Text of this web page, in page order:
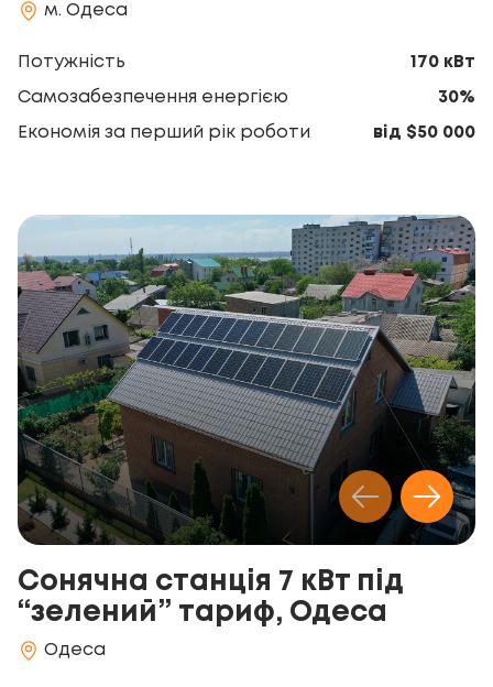
м. Одеса
Потужність 170 кВт
Самозабезпечення енергією 30%
Економія за перший рік роботи від $50 000
Сонячна станція 7 кВт під
“зелений” тариф, Одеса
Одеса